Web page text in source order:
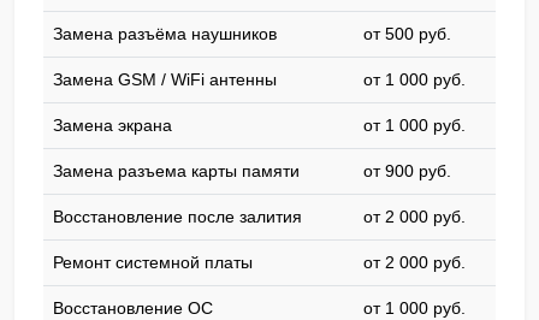
Замена разъёма наушников от 500 pyб.
Замена GSM / WiFi антенны от 1 000 pyб.
Замена экрана от 1 000 pyб.
Замена разъема карты памяти от 900 pyб.
Восстановление после залития от 2 000 pyб.
Ремонт системной платы от 2 000 pyб.
Восстановление ОС от 1 000 pyб.